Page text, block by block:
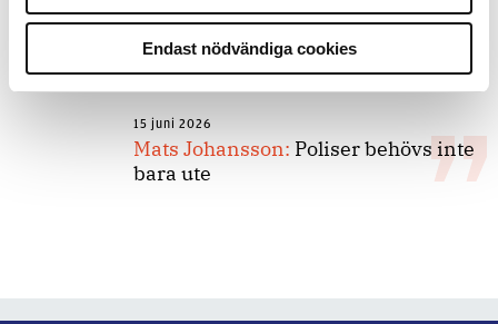
Endast nödvändiga cookies
Debatt:Med för höga krav på evidens
kan polisen inte göra något alls
15 juni 2026
Mats Johansson: Poliser behövs inte
bara ute